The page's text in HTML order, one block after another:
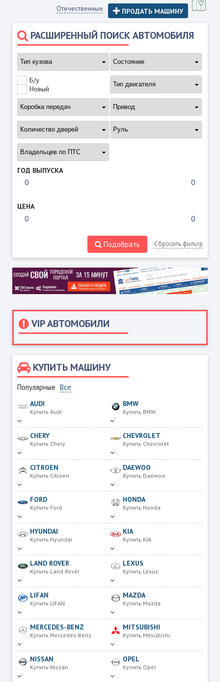
VIP АВТОМОБИЛИ
КУПИТЬ МАШИНУ
Популярные Все
AUDI
Купить Audi
BMW
Купить BMW
CHERY
Купить Chery
CHEVROLET
Купить Chevrolet
CITROEN
Купить Citroen
DAEWOO
Купить Daewoo
FORD
Купить Ford
HONDA
Купить Honda
HYUNDAI
Купить Hyundai
KIA
Купить KIA
LAND ROVER
Купить Land Rover
LEXUS
Купить Lexus
LIFAN
Купить LIFAN
MAZDA
Купить Mazda
MERCEDES-BENZ
Купить Mercedes-Benz
MITSUBISHI
Купить Mitsubishi
NISSAN
Купить Nissan
OPEL
Купить Opel
Отечественные
ПРОДАТЬ МАШИНУ
РАСШИРЕННЫЙ ПОИСК АВТОМОБИЛЯ
Б/у
Новый
ГОД ВЫПУСКА
ЦЕНА
Подобрать Сбросить фильтр